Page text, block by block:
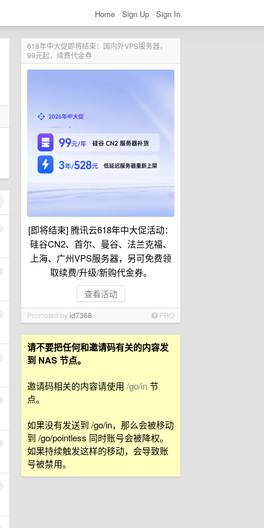
Home Sign Up Sign In
618年中大促即将结束：国内外VPS服务器，
99元起，续费代金券
[即将结束] 腾讯云618年中大促活动：
硅谷CN2、首尔、曼谷、法兰克福、
上海、广州VPS服务器，另可免费领
取续费/升级/新购代金券。
查看活动
Promoted byid7368 PRO
请不要把任何和邀请码有关的内容发
到 NAS 节点。
邀请码相关的内容请使用 /go/in节
点。
如果没有发送到 /go/in，那么会被移动
到 /go/pointless 同时账号会被降权。
如果持续触发这样的移动，会导致账
号被禁用。